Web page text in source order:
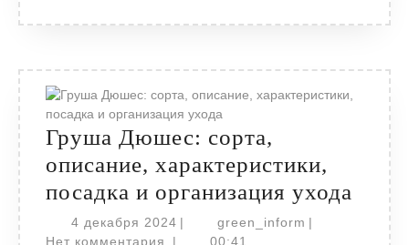
Груша Дюшес: сорта,
описание, характеристики,
посадка и организация ухода
4 декабря 20244
декабря
| green_inform green_inform
|
Нет комментария
| 00:41